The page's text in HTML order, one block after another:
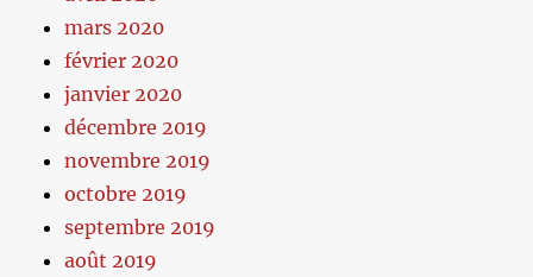
mars 2020
février 2020
janvier 2020
décembre 2019
novembre 2019
octobre 2019
septembre 2019
août 2019